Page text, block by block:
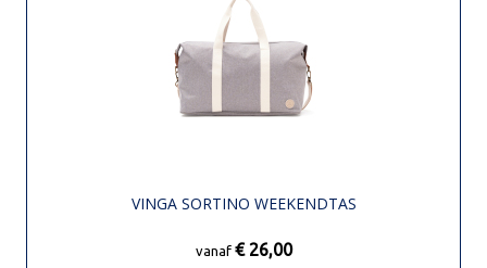
VINGA SORTINO WEEKENDTAS
vanaf € 26,00